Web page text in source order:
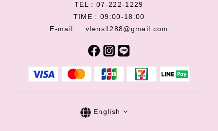
TEL : 07-222-1229
TIME : 09:00-18:00
E-mail : vlens1288@gmail.com
English